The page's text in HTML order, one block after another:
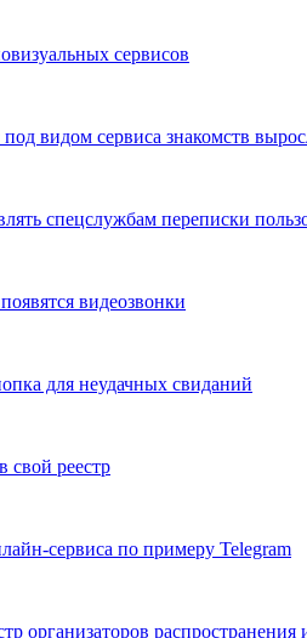
сервисов
видом сервиса знакомств
спецслужбам переписки
видеозвонки
для неудачных свиданий
свой реестр
сервиса по примеру Telegram
организаторов